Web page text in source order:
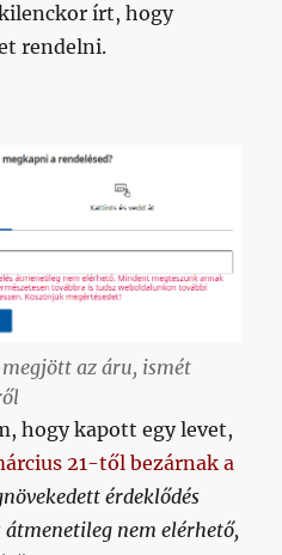
írt, hogy
rendelni.
az áru, ismét
hogy kapott egy levet,
21-től bezárnak a
érdeklődés
nem elérhető,